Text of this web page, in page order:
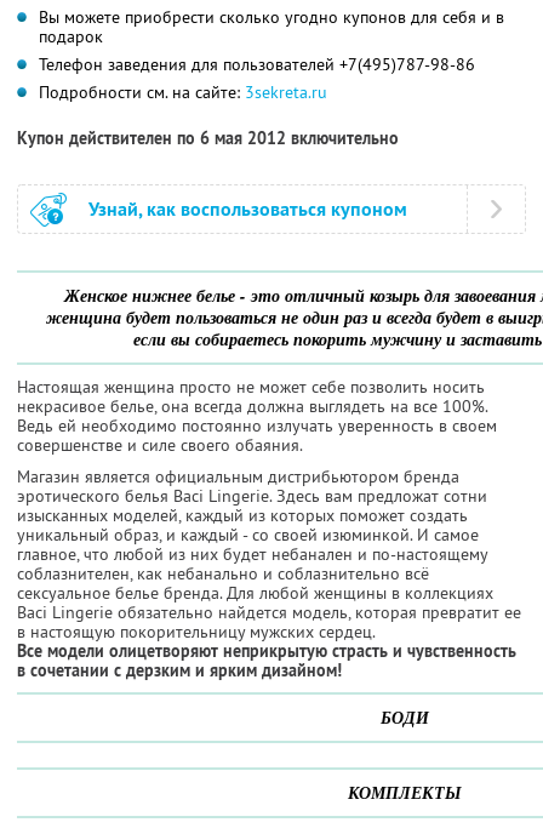
Вы можете приобрести сколько угодно купонов для себя и в
подарок
Телефон заведения для пользователей +7(495)787-98-86
Подробности см. на сайте: 3sekreta.ru
Купон действителен по 6 мая 2012 включительно
Узнай, как воспользоваться купоном
Женское нижнее белье - это отличный козырь для
женщина будет пользоваться не один раз и всегда будет в
если вы собираетесь покорить мужчину и
Настоящая женщина просто не может себе позволить носить
некрасивое белье, она всегда должна выглядеть на все 100%.
Ведь ей необходимо постоянно излучать уверенность в своем
совершенстве и силе своего обаяния.
Магазин является официальным дистрибьютором бренда
эротического белья Baci Lingerie. Здесь вам предложат сотни
изысканных моделей, каждый из которых поможет создать
уникальный образ, и каждый - со своей изюминкой. И самое
главное, что любой из них будет небанален и по-настоящему
соблазнителен, как небанально и соблазнительно всё
сексуальное белье бренда. Для любой женщины в коллекциях
Baci Lingerie обязательно найдется модель, которая превратит ее
в настоящую покорительницу мужских сердец.
Все модели олицетворяют неприкрытую страсть и чувственность
в сочетании с дерзким и ярким дизайном!
БОДИ
КОМПЛЕКТЫ